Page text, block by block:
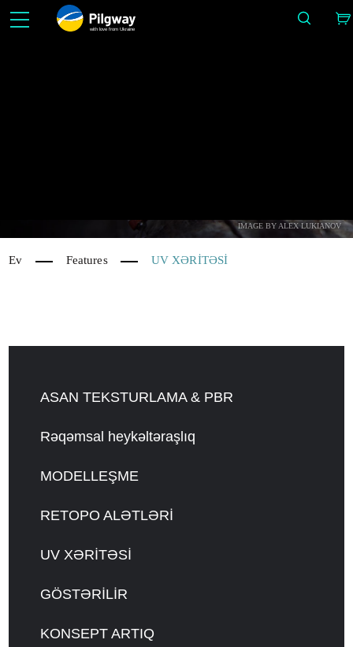
with love from Ukraine
IMAGE BY ALEX LUKIANOV
Ev Features UV XƏRİTƏSİ
ASAN TEKSTURLAMA & PBR
Rəqəmsal heykəltəraşlıq
MODELLEŞME
RETOPO ALƏTLƏRİ
UV XƏRİTƏSİ
GÖSTƏRİLİR
KONSEPT ARTIQ